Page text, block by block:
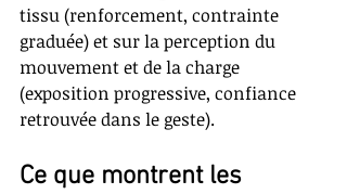
tissu (renforcement, contrainte
graduée) et sur la perception du
mouvement et de la charge
(exposition progressive, confiance
retrouvée dans le geste).
Ce que montrent les